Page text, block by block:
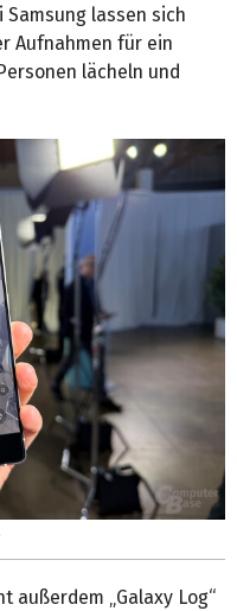
lassen sich
Aufnahmen für ein
lächeln und
außerdem „Galaxy Log“